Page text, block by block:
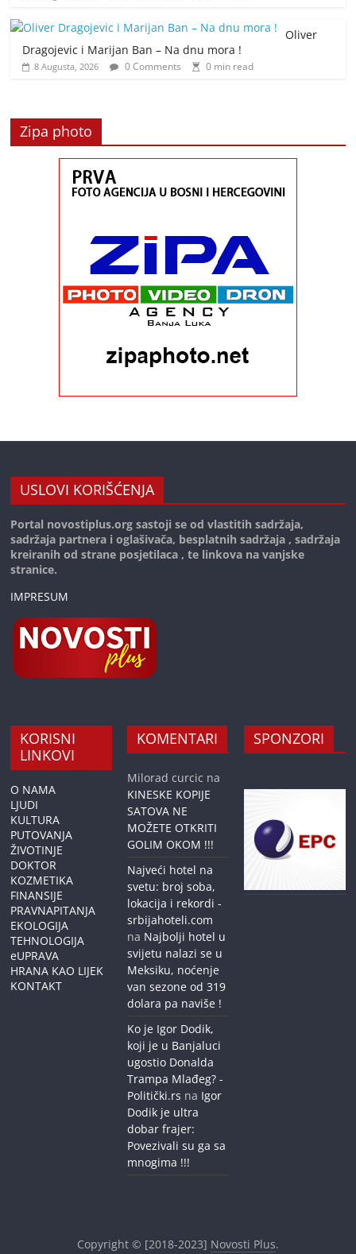
Oliver
Dragojevic i Marijan Ban – Na dnu mora !
8 Augusta, 2026 0 Comments 0 min read
Zipa photo
USLOVI KORIŠĆENJA
Portal novostiplus.org sastoji se od vlastitih sadržaja,
sadržaja partnera i oglašivača, besplatnih sadržaja , sadržaja
kreiranih od strane posjetilaca , te linkova na vanjske
stranice.
IMPRESUM
KORISNI
LINKOVI
O NAMA
LJUDI
KULTURA
PUTOVANJA
ŽIVOTINJE
DOKTOR
KOZMETIKA
FINANSIJE
PRAVNAPITANJA
EKOLOGIJA
TEHNOLOGIJA
eUPRAVA
HRANA KAO LIJEK
KONTAKT
KOMENTARI
Milorad curcic na
KINESKE KOPIJE
SATOVA NE
MOŽETE OTKRITI
GOLIM OKOM !!!
Najveći hotel na
svetu: broj soba,
lokacija i rekordi -
srbijahoteli.com
na Najbolji hotel u
svijetu nalazi se u
Meksiku, noćenje
van sezone od 319
dolara pa naviše !
Ko je Igor Dodik,
koji je u Banjaluci
ugostio Donalda
Trampa Mlađeg? -
Politički.rs na Igor
Dodik je ultra
dobar frajer:
Povezivali su ga sa
mnogima !!!
SPONZORI
Copyright © [2018-2023] Novosti Plus.